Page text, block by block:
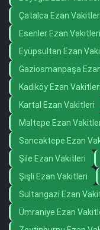
Çatalca Ezan
Esenler Ezan Vakitleri
Eyüpsultan Ezan
Gaziosmanpaşa
Kadıköy Ezan Vakitleri
Kartal Ezan Vakitleri
Maltepe Ezan
Sancaktepe Ezan
Şile Ezan Vakitleri
Şişli Ezan Vakitleri
Sultangazi Ezan
Ümraniye Ezan